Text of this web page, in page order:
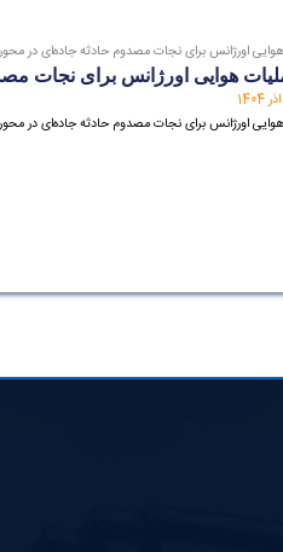
اورژانس برای نجات مصدوم حادثه جاده‌ای در
هوایی اورژانس برای نجات
اورژانس برای نجات مصدوم حادثه جاده‌ای در